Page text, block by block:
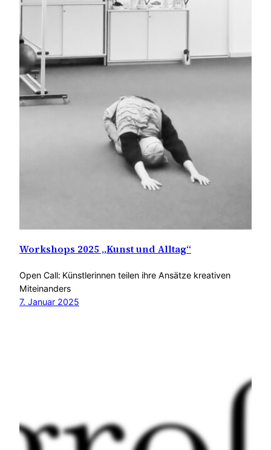
Workshops 2025 „Kunst und Alltag“
Open Call: Künstlerinnen teilen ihre Ansätze kreativen
Miteinanders
7. Januar 2025